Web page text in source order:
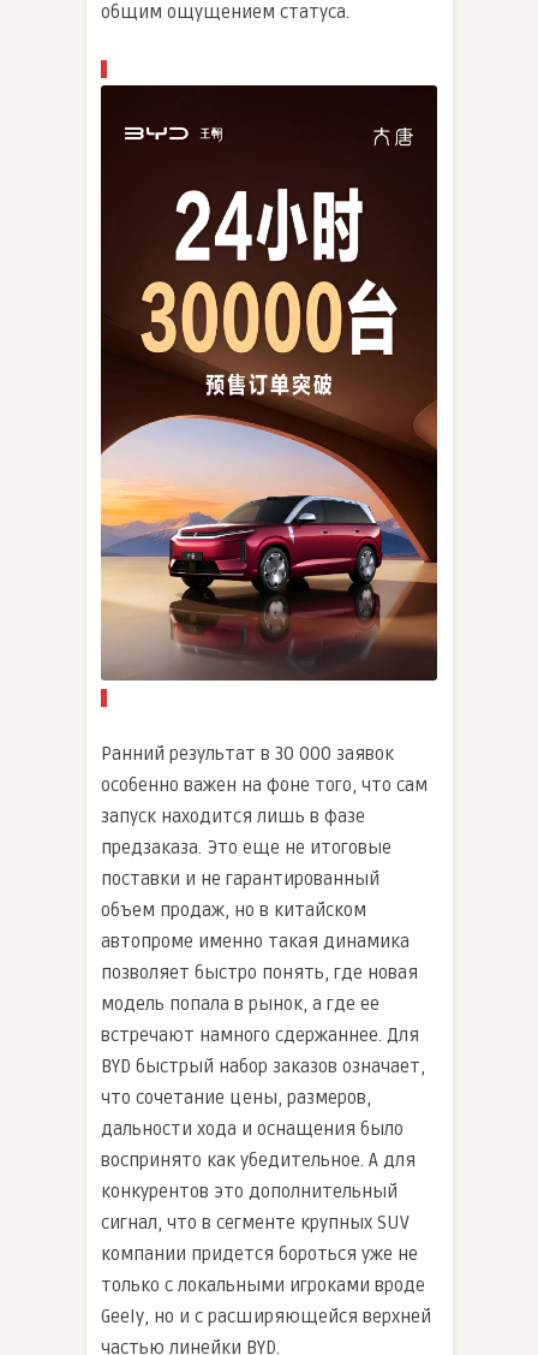
общим ощущением статуса.
Ранний результат в 30 000 заявок
особенно важен на фоне того, что сам
запуск находится лишь в фазе
предзаказа. Это еще не итоговые
поставки и не гарантированный
объем продаж, но в китайском
автопроме именно такая динамика
позволяет быстро понять, где новая
модель попала в рынок, а где ее
встречают намного сдержаннее. Для
BYD быстрый набор заказов означает,
что сочетание цены, размеров,
дальности хода и оснащения было
воспринято как убедительное. А для
конкурентов это дополнительный
сигнал, что в сегменте крупных SUV
компании придется бороться уже не
только с локальными игроками вроде
Geely, но и с расширяющейся верхней
частью линейки BYD.